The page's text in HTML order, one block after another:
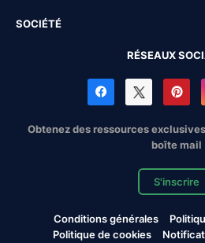
SOCIÉTÉ
RÉSEAUX
Obtenez des ressources
boîte mail
S'inscrire
Conditions générales
Politique de cookies